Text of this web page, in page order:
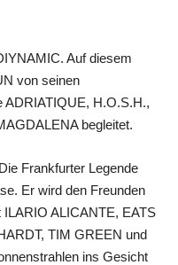
Auf diesem
von seinen
ADRIATIQUE, H.O.S.H.,
begleitet.
Frankfurter Legende
Er wird den Freunden
ALICANTE, EATS
TIM GREEN und
ins Gesicht